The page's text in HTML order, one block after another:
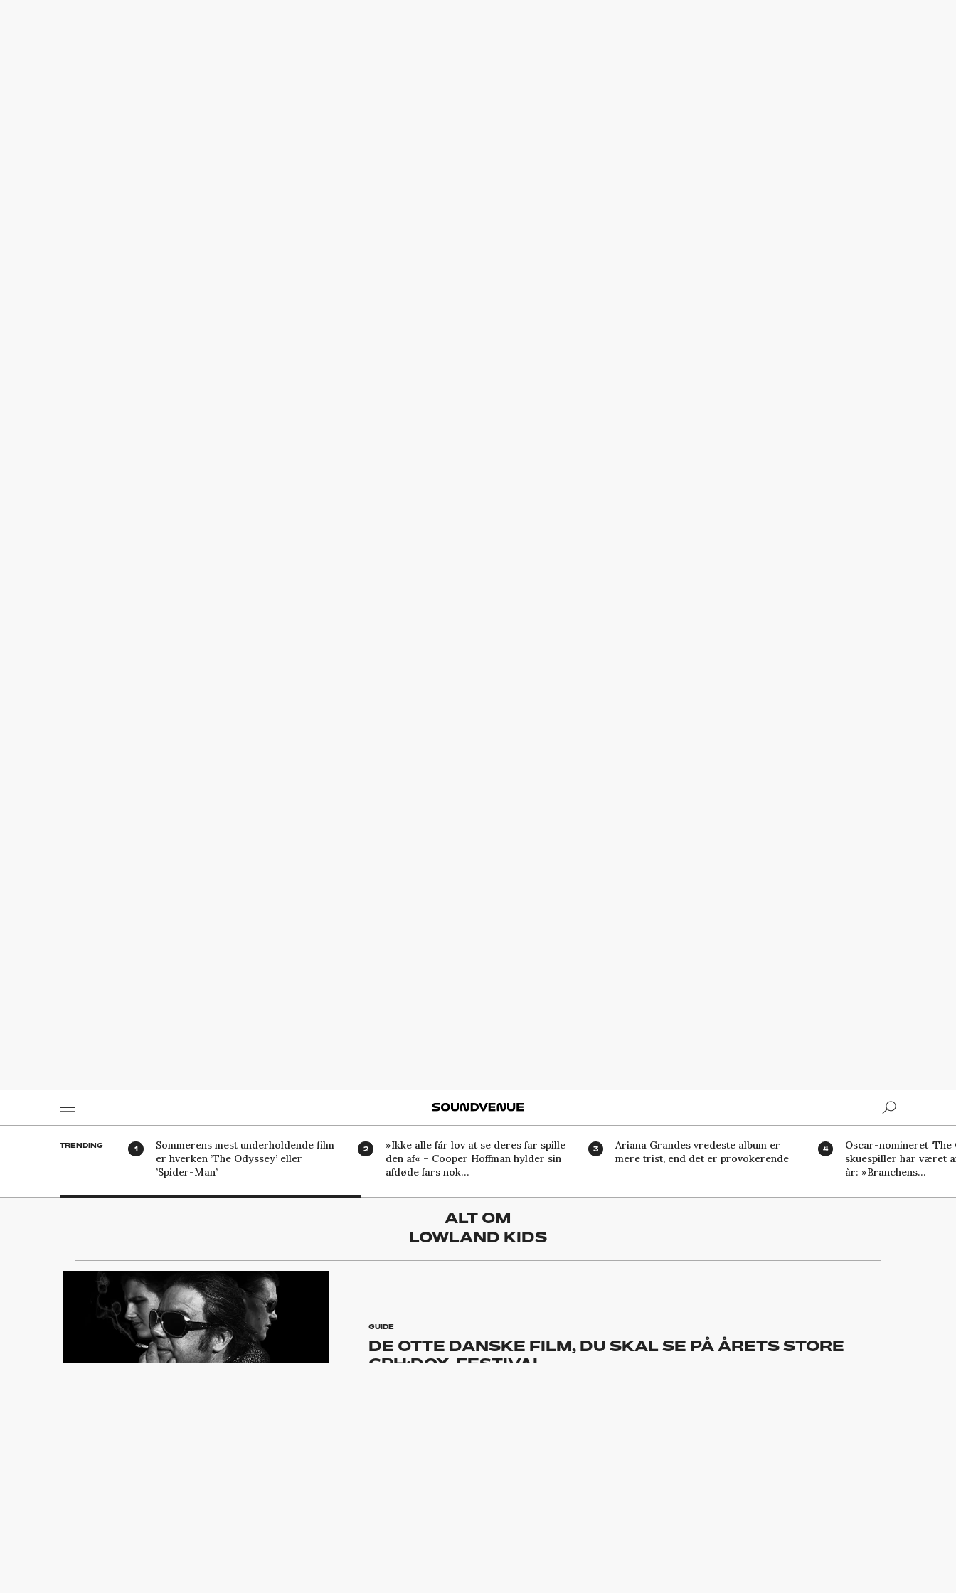
TRENDING
Sommerens mest underholdende film
er hverken ’The Odyssey’ eller
’Spider-Man’
»Ikke alle får lov at se deres far spille
den af« – Cooper Hoffman hylder sin
afdøde fars nok…
Ariana Grandes vredeste album er
mere trist, end det er provokerende
Oscar-nomineret ‘The
skuespiller har været
år: »Branchens…
ALT OM
LOWLAND KIDS
GUIDE
DE OTTE DANSKE FILM, DU SKAL SE PÅ ÅRETS STORE
CPH:DOX-FESTIVAL